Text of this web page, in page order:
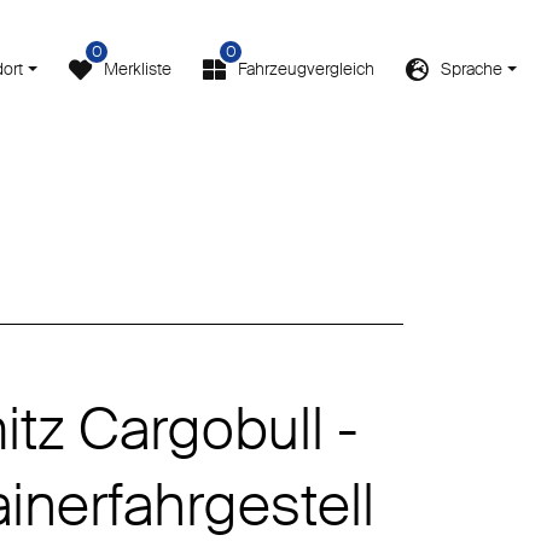
Merkliste
0
Fahrzeugvergleich
0
Sprache
Cargobull -